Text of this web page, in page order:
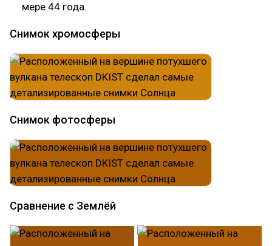
мере 44 года.
Снимок хромосферы
Снимок фотосферы
Сравнение с Землёй